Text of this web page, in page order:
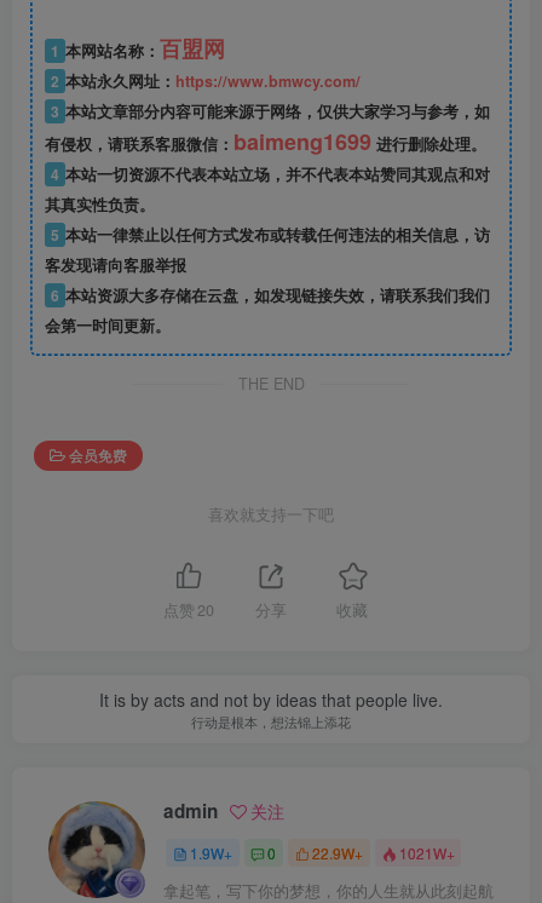
1 本网站名称： 百盟网
2 本站永久网址： https://www.bmwcy.com/
3 本站文章部分内容可能来源于网络，仅供大家学习与参考，如
有侵权，请联系客服微信： baimeng1699 进行删除处理。
4 本站一切资源不代表本站立场，并不代表本站赞同其观点和对
其真实性负责。
5 本站一律禁止以任何方式发布或转载任何违法的相关信息，访
客发现请向客服举报
6 本站资源大多存储在云盘，如发现链接失效，请联系我们我们
会第一时间更新。
THE END
会员免费
喜欢就支持一下吧
点赞 20 分享 收藏
It is by acts and not by ideas that people live.
行动是根本，想法锦上添花
admin 关注
1.9W+ 0 22.9W+ 1021W+
拿起笔，写下你的梦想，你的人生就从此刻起航